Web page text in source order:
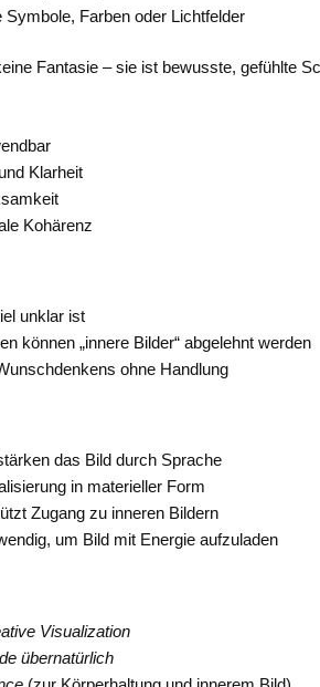
Symbole, Farben oder Lichtfelder
Fantasie – sie ist bewusste, gefühlte
Klarheit
Kohärenz
unklar ist
können „innere Bilder“ abgelehnt werden
ohne Handlung
das Bild durch Sprache
in materieller Form
Zugang zu inneren Bildern
um Bild mit Energie aufzuladen
Visualization
übernatürlich